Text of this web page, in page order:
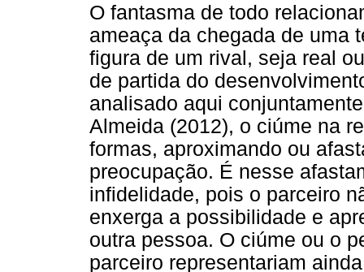
O fantasma de todo
ameaça da chegada de uma
figura de um rival, seja real
de partida do
analisado aqui
Almeida (2012), o ciúme na
formas, aproximando ou
preocupação. É nesse
infidelidade, pois o parceiro
enxerga a possibilidade e
outra pessoa. O ciúme ou o
parceiro representariam